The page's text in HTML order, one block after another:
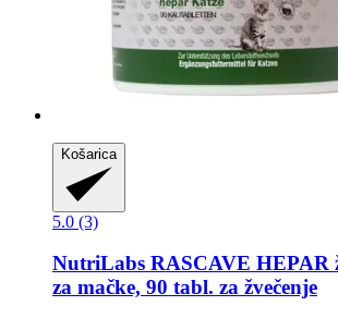
Košarica
5.0 (3)
NutriLabs RASCAVE HEPAR
za mačke, 90 tabl. za žvečenje